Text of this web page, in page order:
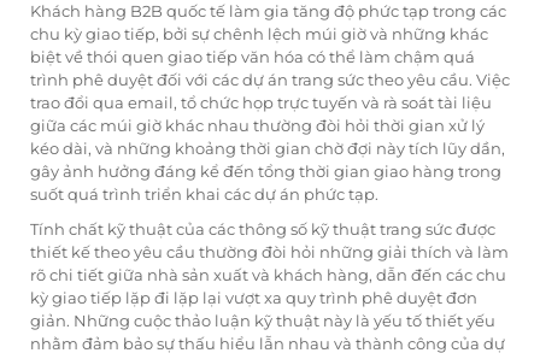
Khách hàng B2B quốc tế làm gia tăng độ phức tạp trong các
chu kỳ giao tiếp, bởi sự chênh lệch múi giờ và những khác
biệt về thói quen giao tiếp văn hóa có thể làm chậm quá
trình phê duyệt đối với các dự án trang sức theo yêu cầu. Việc
trao đổi qua email, tổ chức họp trực tuyến và rà soát tài liệu
giữa các múi giờ khác nhau thường đòi hỏi thời gian xử lý
kéo dài, và những khoảng thời gian chờ đợi này tích lũy dần,
gây ảnh hưởng đáng kể đến tổng thời gian giao hàng trong
suốt quá trình triển khai các dự án phức tạp.
Tính chất kỹ thuật của các thông số kỹ thuật trang sức được
thiết kế theo yêu cầu thường đòi hỏi những giải thích và làm
rõ chi tiết giữa nhà sản xuất và khách hàng, dẫn đến các chu
kỳ giao tiếp lặp đi lặp lại vượt xa quy trình phê duyệt đơn
giản. Những cuộc thảo luận kỹ thuật này là yếu tố thiết yếu
nhằm đảm bảo sự thấu hiểu lẫn nhau và thành công của dự